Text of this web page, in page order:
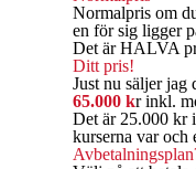
Normalpris om
en för sig ligger
Det är HALVA
Ditt pris!
Just nu säljer jag
65.000 kr inkl.
Det är 25.000 kr
kurserna var och